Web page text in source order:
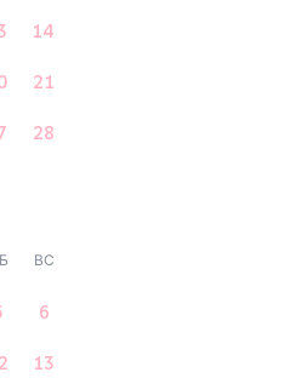
14
21
28
ВС
6
13